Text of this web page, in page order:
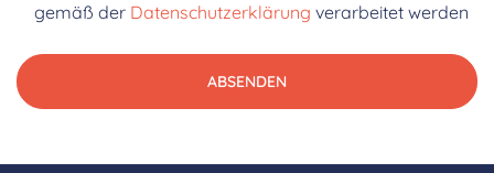
gemäß der Datenschutzerklärung verarbeitet werden